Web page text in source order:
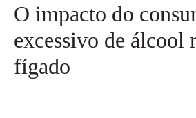
O impacto do
excessivo de álcool
fígado